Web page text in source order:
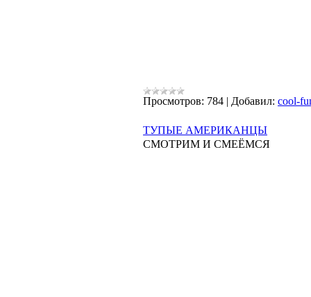
Просмотров: 784 | Добавил: cool-
ТУПЫЕ АМЕРИКАНЦЫ
СМОТРИМ И СМЕЁМСЯ